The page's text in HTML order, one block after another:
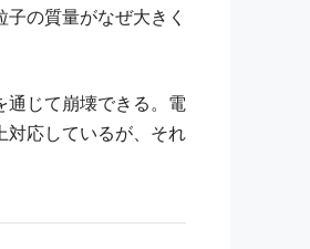
の質量がなぜ大きく
通じて崩壊できる。電
対応しているが、それ